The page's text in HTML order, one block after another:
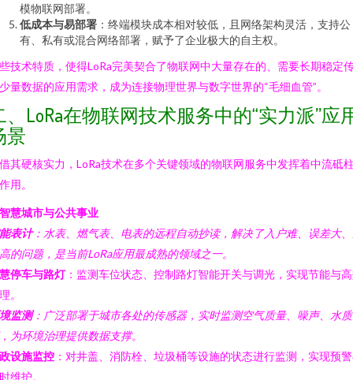
模物联网部署。
低成本与易部署 ：终端模块成本相对较低，且网络架构灵活，支持公
有、私有或混合网络部署，赋予了企业极大的自主权。
技术特质，使得LoRa完美契合了物联网中大量存在的、需要长期稳定
量数据的应用需求，成为连接物理世界与数字世界的“毛细血管”。
、LoRa在物联网技术服务中的“实力派”应
景
其硬核实力，LoRa技术在多个关键领域的物联网服务中发挥着中流砥
用。
慧城市与公共事业
表计：水表、燃气表、电表的远程自动抄读，解决了入户难、误差大
的问题，是当前LoRa应用最成熟的领域之一。
停车与路灯：监测车位状态、控制路灯智能开关与调光，实现节能与
。
监测：广泛部署于城市各处的传感器，实时监测空气质量、噪声、水质
为环境治理提供数据支撑。
设施监控 ：对井盖、消防栓、垃圾桶等设施的状态进行监测，实现预
维护。